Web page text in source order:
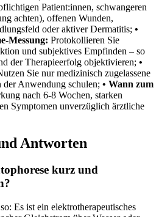
Patient:innen, schwangeren
achten), offenen Wunden,
oder aktiver Dermatitis;⁣ •
Messung: Protokollieren ⁣Sie
und subjektives Empfinden – so
⁣der Therapieerfolg objektivieren; •
Sie nur medizinisch zugelassene
⁢der Anwendung schulen;‌ • Wann zum
nach 6-8 Wochen, starken
Symptomen unverzüglich ärztliche
Antworten
kurz und
Es ist ein elektrotherapeutisches